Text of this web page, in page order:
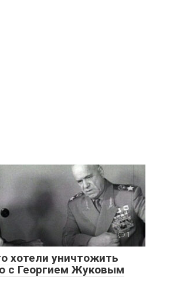
1
хотели уничтожить
с Георгием Жуковым